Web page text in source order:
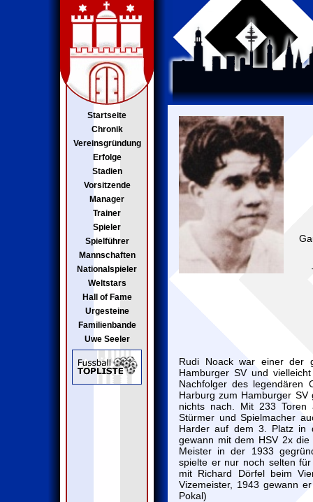
Startseite
Chronik
Vereinsgründung
Erfolge
Stadien
Vorsitzende
Manager
Trainer
Spieler
Spielführer
Mannschaften
Nationalspieler
Weltstars
Hall of Fame
Urgesteine
Familienbande
Uwe Seeler
Rudi Noack war einer der
Hamburger SV und
Nachfolger des legendären
Harburg zum Hamburger
nichts nach. Mit 233 Toren
Stürmer und Spielmacher
Harder auf dem 3. Platz in
gewann mit dem HSV 2x
Meister in der 1933
spielte er nur noch selten
mit Richard Dörfel beim
Vizemeister, 1943 gewann
Pokal)